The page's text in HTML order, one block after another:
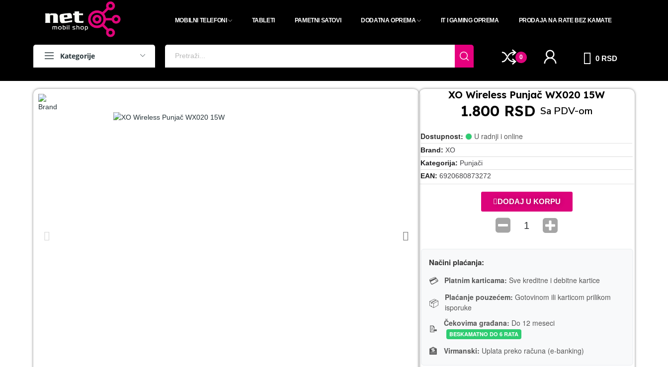
MOBILNI TELEFONI TABLETI PAMETNI SATOVI DODATNA OPREMA IT I GAMING OPREMA PRODAJA NA RATE BEZ KAMATE
Kategorije 0 0 RSD
XO Wireless Punjač WX020 15W
1.800 RSD Sa PDV-om
Dostupnost: U radnji i online
Brand
XO
Kategorija
Punjači
EAN 6920680873272
DODAJ U KORPU
Načini plaćanja:
💳 Platnim karticama: Sve kreditne i debitne kartice
📦 Plaćanje pouzećem: Gotovinom ili karticom prilikom
isporuke
📝 Čekovima građana: Do 12 meseci
BESKAMATNO DO 6 RATA
🏦 Virmanski: Uplata preko računa (e-banking)